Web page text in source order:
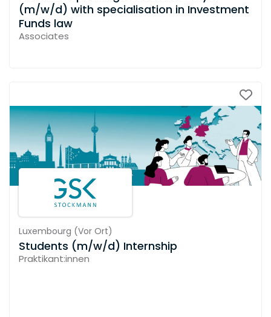
(m/w/d) with specialisation in Investment
Funds law
Associates
Luxembourg (Vor Ort)
Students (m/w/d) Internship
Praktikant:innen